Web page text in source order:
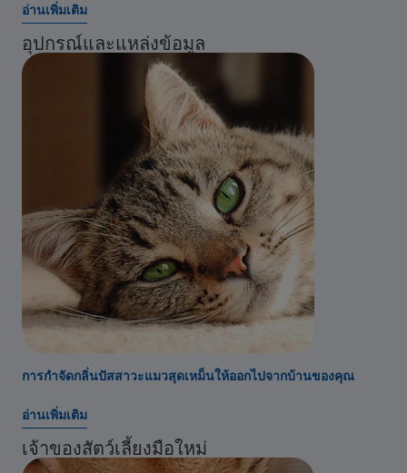
อ่านเพิ่มเติม
อุปกรณ์และแหล่งข้อมูล
การกำจัดกลิ่นปัสสาวะแมวสุดเหม็นให้ออกไปจากบ้านของคุณ
อ่านเพิ่มเติม
เจ้าของสัตว์เลี้ยงมือใหม่